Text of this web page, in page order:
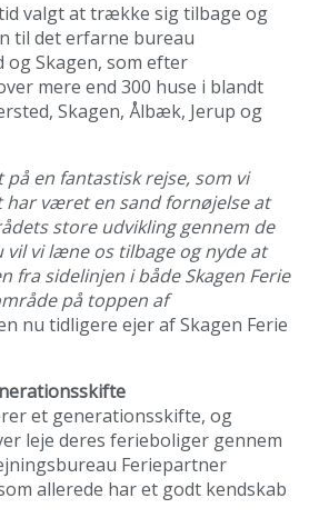
valgt at trække sig tilbage og
til det erfarne bureau
Skagen, som efter
mere end 300 huse i blandt
Skagen, Ålbæk, Jerup og
på en fantastisk rejse, som vi
har været en sand fornøjelse at
store udvikling gennem de
vil vi læne os tilbage og nyde at
fra sidelinjen i både Skagen Ferie
på toppen af
nu tidligere ejer af Skagen Ferie
et generationsskifte, og
leje deres ferieboliger gennem
Feriepartner
allerede har et godt kendskab